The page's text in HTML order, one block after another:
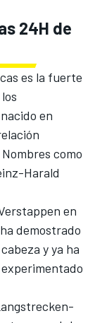
24H de
es la fuerte
en
como
Harald
en
demostrado
y ya ha